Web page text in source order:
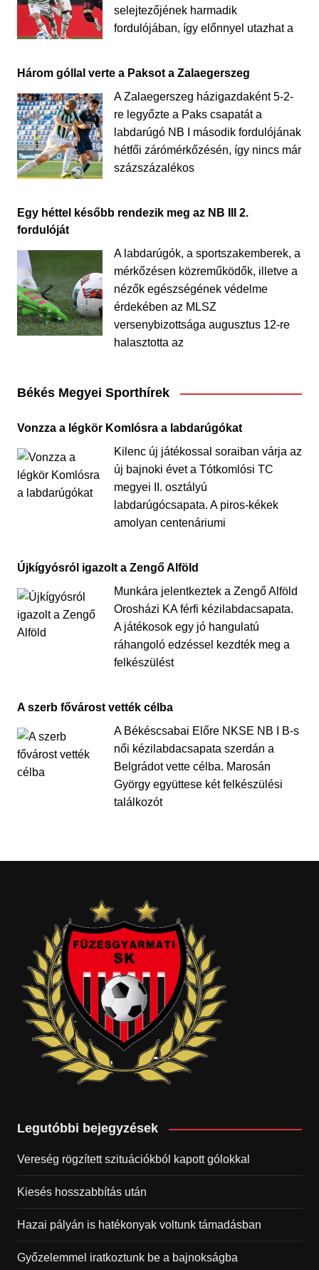
selejtezőjének harmadik
fordulójában, így előnnyel utazhat a
Három góllal verte a Paksot a Zalaegerszeg
A Zalaegerszeg házigazdaként 5-2-
re legyőzte a Paks csapatát a
labdarúgó NB I második fordulójának
hétfői zárómérkőzésén, így nincs már
százszázalékos
Egy héttel később rendezik meg az NB III 2.
fordulóját
A labdarúgók, a sportszakemberek, a
mérkőzésen közreműködők, illetve a
nézők egészségének védelme
érdekében az MLSZ
versenybizottsága augusztus 12-re
halasztotta az
Békés Megyei Sporthírek
Vonzza a légkör Komlósra a labdarúgókat
Kilenc új játékossal soraiban várja az
új bajnoki évet a Tótkomlósi TC
megyei II. osztályú
labdarúgócsapata. A piros-kékek
amolyan centenáriumi
Újkígyósról igazolt a Zengő Alföld
Munkára jelentkeztek a Zengő Alföld
Orosházi KA férfi kézilabdacsapata.
A játékosok egy jó hangulatú
ráhangoló edzéssel kezdték meg a
felkészülést
A szerb fővárost vették célba
A Békéscsabai Előre NKSE NB I B-s
női kézilabdacsapata szerdán a
Belgrádot vette célba. Marosán
György együttese két felkészülési
találkozót
Legutóbbi bejegyzések
Vereség rögzített szituációkból kapott gólokkal
Kiesés hosszabbítás után
Hazai pályán is hatékonyak voltunk támadásban
Győzelemmel iratkoztunk be a bajnokságba